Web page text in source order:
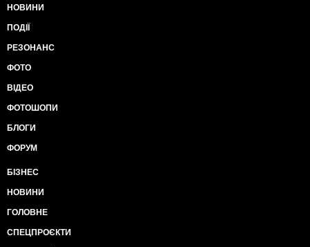
НОВИНИ
ПОДІЇ
РЕЗОНАНС
ФОТО
ВІДЕО
ФОТОШОПИ
БЛОГИ
ФОРУМ
БІЗНЕС
НОВИНИ
ГОЛОВНЕ
СПЕЦПРОЄКТИ